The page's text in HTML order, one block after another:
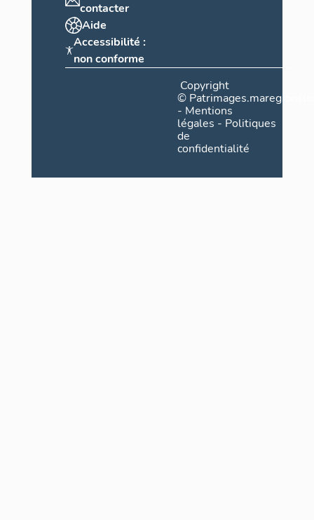
contacter
Aide
Accessibilité :
non conforme
Copyright
©
- Mentions
légales - Politiques
de
confidentialité